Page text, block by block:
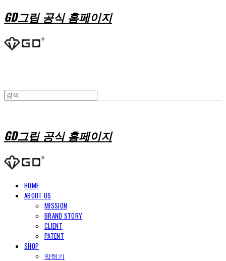
GD그립 공식 홈페이지
GD그립 공식 홈페이지
HOME
ABOUT US
MISSION
BRAND STORY
CLIENT
PATENT
SHOP
악력기